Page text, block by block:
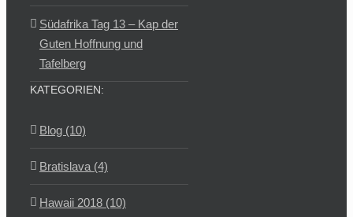
Südafrika Tag 13 – Kap der
Guten Hoffnung und
Tafelberg
KATEGORIEN:
Blog (10)
Bratislava (4)
Hawaii 2018 (10)